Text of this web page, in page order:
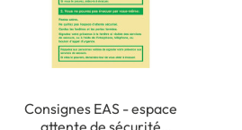
Consignes EAS - espace